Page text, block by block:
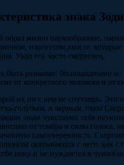
знака
жизни паукообразное,
изогнутом хвосте, которые
Укол его часто смертелен.
быть разными: беспощадными и
от конкретного человека и от
их ни с кем не спутаешь. Это
голубым, и черным, глаза
люди чувствуют себя
от тембра и силы голоса,
самоуверенность.
скатываются с него, как с
цену и не нуждается в чужих